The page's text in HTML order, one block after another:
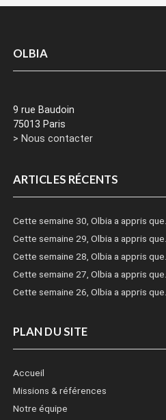
OLBIA
9 rue Baudoin
75013 Paris
> Nous contacter
ARTICLES RÉCENTS
Cette semaine 30, Olbia a appris que…
Cette semaine 29, Olbia a appris que…
Cette semaine 28, Olbia a appris que…
Cette semaine 27, Olbia a appris que…
Cette semaine 26, Olbia a appris que…
PLAN DU SITE
Accueil
Missions & références
Notre équipe